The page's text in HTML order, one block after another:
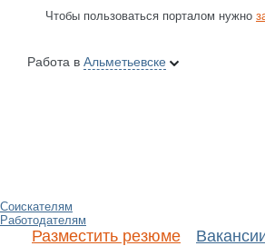
Чтобы пользоваться порталом нужно
Работа в Альметьевске
Соискателям
Работодателям
Разместить резюме